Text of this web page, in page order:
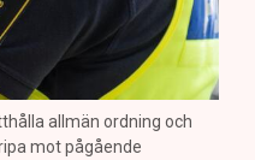
allmän ordning och
mot pågående